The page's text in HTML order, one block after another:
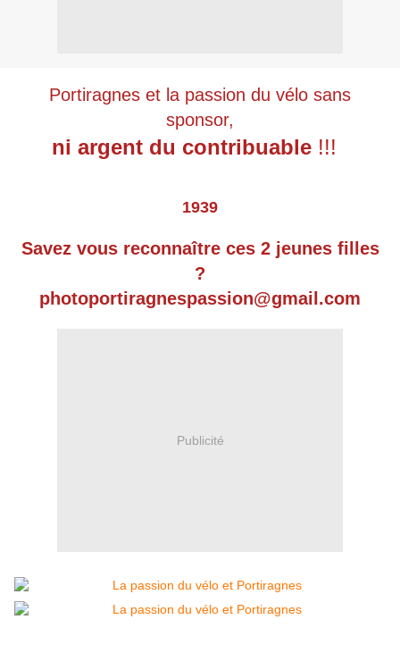
Portiragnes et la passion du vélo sans
sponsor,
ni argent du contribuable!!!
1939
Savez vous reconnaître ces 2 jeunes filles
?
photoportiragnespassion@gmail.com
Publicité